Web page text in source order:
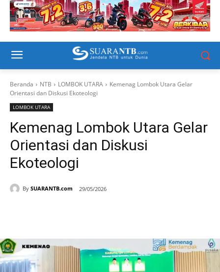
Beranda NTB LOMBOK UTARA
Kemenag Lombok Utara Gelar
Orientasi dan Diskusi Ekoteologi
LOMBOK UTARA
Kemenag Lombok Utara Gelar
Orientasi dan Diskusi
Ekoteologi
By SUARANTB.com 29/05/2026